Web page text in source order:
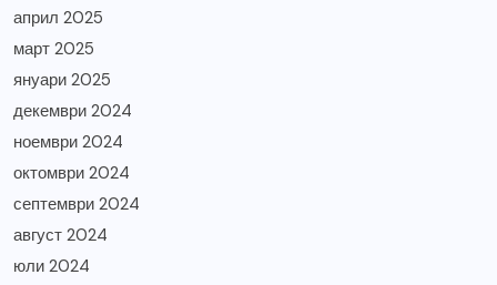
април 2025
март 2025
януари 2025
декември 2024
ноември 2024
октомври 2024
септември 2024
август 2024
юли 2024